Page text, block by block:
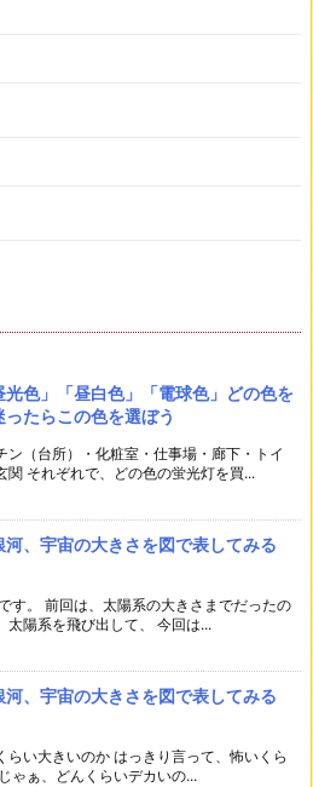
光色」「昼白色」「電球色」どの色を
ったらこの色を選ぼう
ン（台所）・化粧室・仕事場・廊下・トイ
関 それぞれで、どの色の蛍光灯を買...
河、宇宙の大きさを図で表してみる
す。 前回は、太陽系の大きさまでだったの
太陽系を飛び出して、 今回は...
河、宇宙の大きさを図で表してみる
らい大きいのか はっきり言って、怖いくら
ゃぁ、どんくらいデカいの...